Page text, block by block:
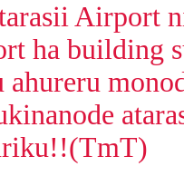
Airport
ha building